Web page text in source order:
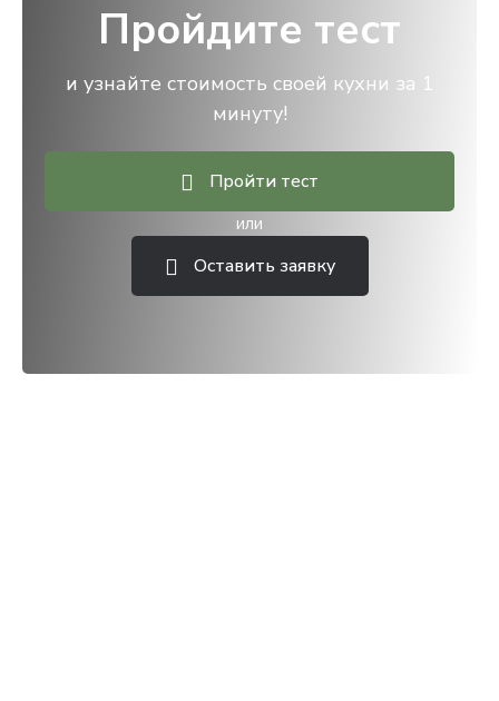
Пройдите тест
и узнайте стоимость своей кухни за 1
минуту!
Пройти тест
или
Оставить заявку